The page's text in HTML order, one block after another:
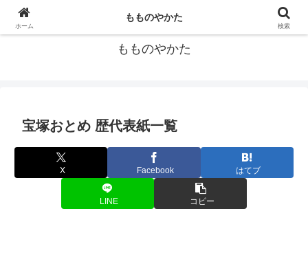
宝塚歌劇団の個人的データ集
もものやかた
宝塚おとめ 歴代表紙一覧
X Facebook はてブ
LINE コピー
ホーム
もものやかた
検索